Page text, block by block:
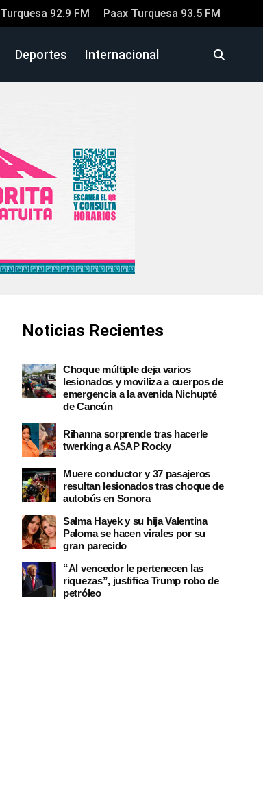
Turquesa 92.9 FM Paax Turquesa 93.5 FM
Deportes Internacional
Noticias Recientes
Choque múltiple deja varios
lesionados y moviliza a cuerpos de
emergencia a la avenida Nichupté
de Cancún
Rihanna sorprende tras hacerle
twerking a A$AP Rocky
Muere conductor y 37 pasajeros
resultan lesionados tras choque de
autobús en Sonora
Salma Hayek y su hija Valentina
Paloma se hacen virales por su
gran parecido
“Al vencedor le pertenecen las
riquezas”, justifica Trump robo de
petróleo